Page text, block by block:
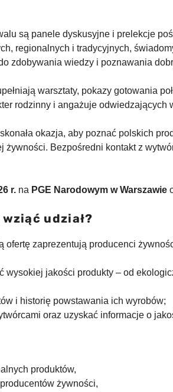
są panele dyskusyjne i prelekcje
regionalnych i tradycyjnych,
zdobywania wiedzy i poznawania
warsztaty, pokazy gotowania
rodzinny i angażuje odwiedzających
okazja, aby poznać polskich
żywności. Bezpośredni kontakt z
r. na PGE Narodowym w Warszawie
udział?
ofertę zaprezentują producenci
wysokiej jakości produkty – od
i historię powstawania ich wyrobów;
oraz uzyskać informacje o
produktów,
żywności,